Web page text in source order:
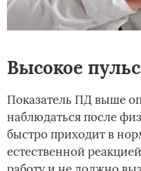
Высокое
Показатель ПД выше
наблюдаться после
быстро приходит в
естественной